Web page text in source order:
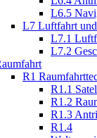
L6.5
L7 Luftfahrt
L7.1
L7.2
R1
R1.1
R1.2
R1.3
R1.4